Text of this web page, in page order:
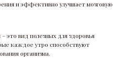
и эффективно улучшает мозговую
это вид полезных для здоровья
каждое утро способствуют
организма.